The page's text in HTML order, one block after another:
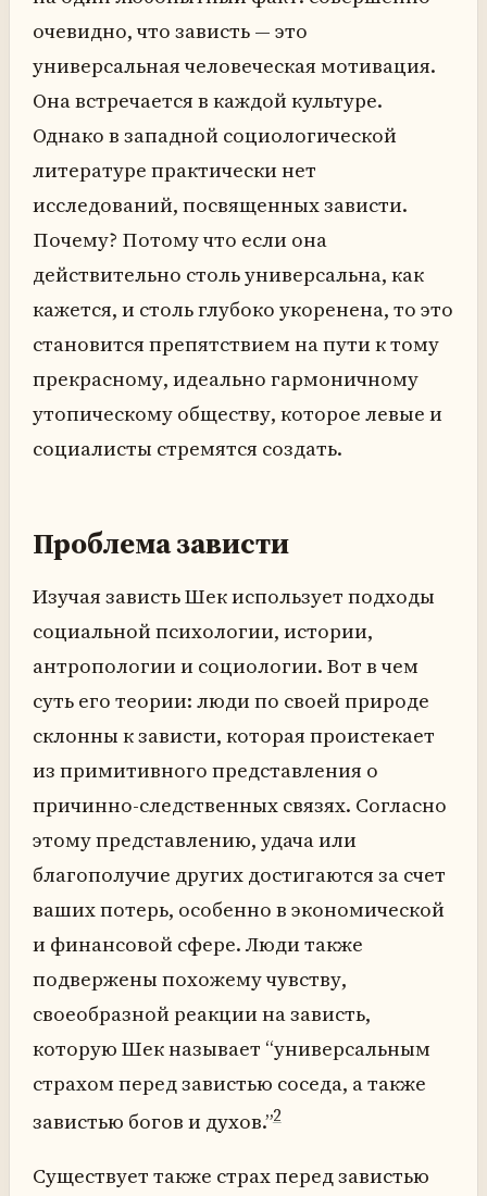
очевидно, что зависть — это
универсальная человеческая мотивация.
Она встречается в каждой культуре.
Однако в западной социологической
литературе практически нет
исследований, посвященных зависти.
Почему? Потому что если она
действительно столь универсальна, как
кажется, и столь глубоко укоренена, то это
становится препятствием на пути к тому
прекрасному, идеально гармоничному
утопическому обществу, которое левые и
социалисты стремятся создать.
Проблема зависти
Изучая зависть Шек использует подходы
социальной психологии, истории,
антропологии и социологии. Вот в чем
суть его теории: люди по своей природе
склонны к зависти, которая проистекает
из примитивного представления о
причинно-следственных связях. Согласно
этому представлению, удача или
благополучие других достигаются за счет
ваших потерь, особенно в экономической
и финансовой сфере. Люди также
подвержены похожему чувству,
своеобразной реакции на зависть,
которую Шек называет “универсальным
страхом перед завистью соседа, а также
завистью богов и духов.”2
Существует также страх перед завистью